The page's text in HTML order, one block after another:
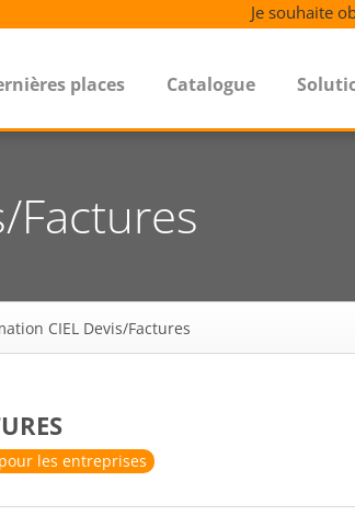
Je souhaite
places Catalogue
Factures
CIEL Devis/Factures
les entreprises